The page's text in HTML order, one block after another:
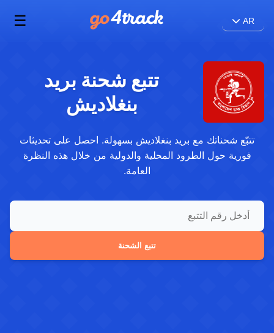
AR
☰
تتبع شحنة بريد
بنغلاديش
تتبّع شحناتك مع بريد بنغلاديش بسهولة. احصل على تحديثات
فورية حول الطرود المحلية والدولية من خلال هذه النظرة
العامة.
تتبع الشحنة